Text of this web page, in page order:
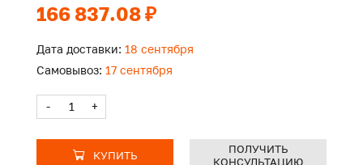
166 837.08 ₽
Дата доставки: 18 сентября
Самовывоз: 17 сентября
- +
КУПИТЬ
ПОЛУЧИТЬ
КОНСУЛЬТАЦИЮ